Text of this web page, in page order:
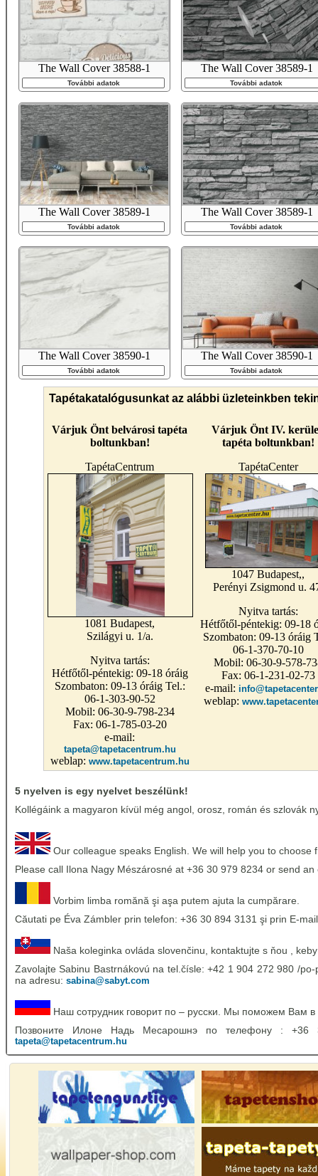
The Wall Cover 38588-1
További adatok
The Wall Cover 38589-1
További adatok
The Wall Cover 38589-1
További adatok
The Wall Cover 38589-1
További adatok
The Wall Cover 38590-1
További adatok
The Wall Cover 38590-1
További adatok
Tapétakatalógusunkat az alábbi üzleteinkben
Várjuk Önt belvárosi tapéta
boltunkban!
TapétaCentrum
1081 Budapest,
Szilágyi u. 1/a.
Nyitva tartás:
Hétfőtől-péntekig: 09-18 óráig
Szombaton: 09-13 óráig Tel.:
06-1-303-90-52
Mobil: 06-30-9-798-234
Fax: 06-1-785-03-20
e-mail:
tapeta@tapetacentrum.hu
weblap: www.tapetacentrum.hu
Várjuk Önt IV.
tapéta boltunkban!
TapétaCenter
1047 Budapest,,
Perényi Zsigmond u.
Nyitva tartás:
Hétfőtől-péntekig: 09-18
Szombaton: 09-13 óráig
06-1-370-70-10
Mobil: 06-30-9-578-
Fax: 06-1-231-02-73
e-mail:
weblap:
5 nyelven is egy nyelvet beszélünk!
Kollégáink a magyaron kívül még angol, orosz, román és szlovák
Our colleague speaks English. We will help you to choose
Please call Ilona Nagy Mészárosné at +36 30 979 8234 or send
Vorbim limba romănă şi aşa putem ajuta la cumpărare.
Căutati pe Éva Zámbler prin telefon: +36 30 894 3131 şi prin E-
Naša koleginka ovláda slovenčinu, kontaktujte s ňou ,
Zavolajte Sabinu Bastrnákovú na tel.čísle: +42 1 904 272 980 /
na adresu: sabina@sabyt.com
Наш сотрудник говорит по – русски. Мы поможем Вам
Позвоните Илоне Надь Месарошнэ по телефону :
tapeta@tapetacentrum.hu